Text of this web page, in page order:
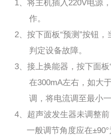
1、将主机插入220V电源
作。
2、按下面板“预测”按钮
判定设备故障。
3、接上换能器，按下面
在300mA左右，如大于
调，将电流调至最小一
4、超声波发生器未调整
一般调节角度应在±90°